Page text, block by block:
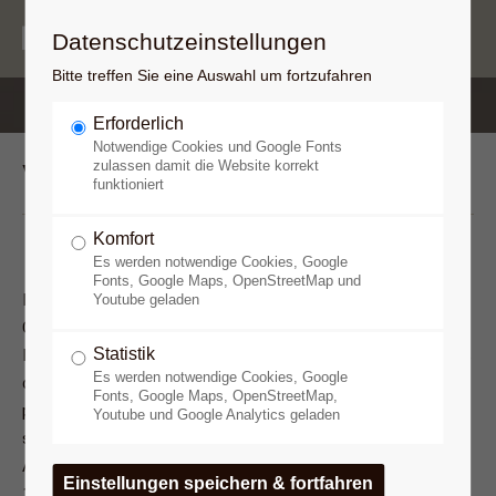
Visionen
Einer der führenden Erforscher paläolithischer Höhlen, Jean
Clottes, hat zusammen mit dem südafrikanischen
Ethnologen David Lewis-Williams die Theorie aufgestellt, daß
die Abbildungen (Zeichen, Tiere, Mischwesen) in den
paläeolithischen Höhlen Trance­erfahrungen von
steinzeitlichen Schamanen wiedergeben bzw. daß diese
Abbildungen zur Unterstützung von Trancevisionen dienten
Datenschutzeinstellungen
Bitte treffen Sie eine Auswahl um fortzufahren
Erforderlich
Notwendige Cookies und Google Fonts
zulassen damit die Website korrekt
funktioniert
Komfort
Es werden notwendige Cookies, Google
Fonts, Google Maps, OpenStreetMap und
Youtube geladen
Statistik
Es werden notwendige Cookies, Google
Fonts, Google Maps, OpenStreetMap,
Youtube und Google Analytics geladen